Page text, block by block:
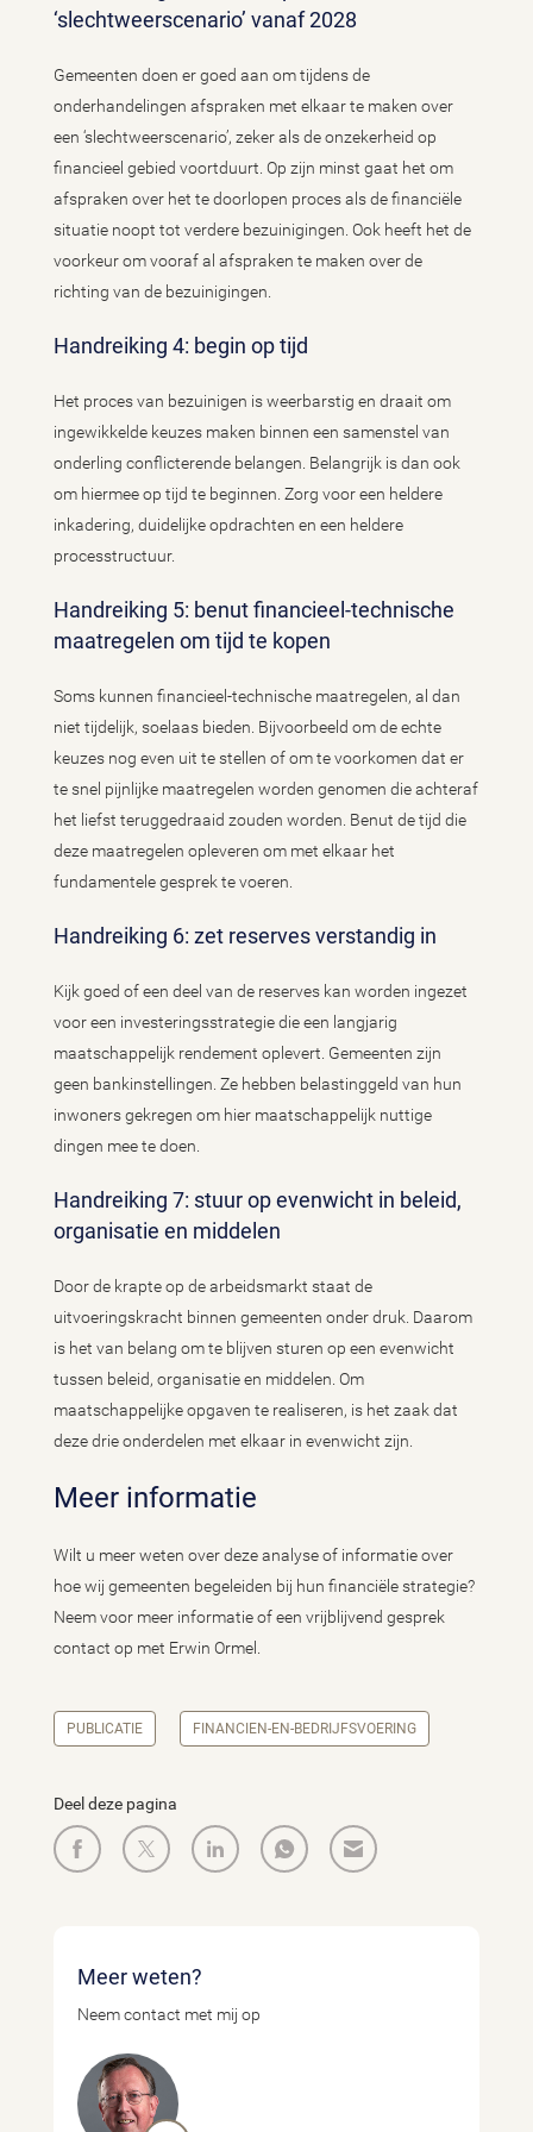
‘slechtweerscenario’ vanaf 2028
Gemeenten doen er goed aan om tijdens de
onderhandelingen afspraken met elkaar te maken over
een ‘slechtweerscenario’, zeker als de onzekerheid op
financieel gebied voortduurt. Op zijn minst gaat het om
afspraken over het te doorlopen proces als de financiële
situatie noopt tot verdere bezuinigingen. Ook heeft het de
voorkeur om vooraf al afspraken te maken over de
richting van de bezuinigingen.
Handreiking 4: begin op tijd
Het proces van bezuinigen is weerbarstig en draait om
ingewikkelde keuzes maken binnen een samenstel van
onderling conflicterende belangen. Belangrijk is dan ook
om hiermee op tijd te beginnen. Zorg voor een heldere
inkadering, duidelijke opdrachten en een heldere
processtructuur.
Handreiking 5: benut financieel-technische
maatregelen om tijd te kopen
Soms kunnen financieel-technische maatregelen, al dan
niet tijdelijk, soelaas bieden. Bijvoorbeeld om de echte
keuzes nog even uit te stellen of om te voorkomen dat er
te snel pijnlijke maatregelen worden genomen die achteraf
het liefst teruggedraaid zouden worden. Benut de tijd die
deze maatregelen opleveren om met elkaar het
fundamentele gesprek te voeren.
Handreiking 6: zet reserves verstandig in
Kijk goed of een deel van de reserves kan worden ingezet
voor een investeringsstrategie die een langjarig
maatschappelijk rendement oplevert. Gemeenten zijn
geen bankinstellingen. Ze hebben belastinggeld van hun
inwoners gekregen om hier maatschappelijk nuttige
dingen mee te doen.
Handreiking 7: stuur op evenwicht in beleid,
organisatie en middelen
Door de krapte op de arbeidsmarkt staat de
uitvoeringskracht binnen gemeenten onder druk. Daarom
is het van belang om te blijven sturen op een evenwicht
tussen beleid, organisatie en middelen. Om
maatschappelijke opgaven te realiseren, is het zaak dat
deze drie onderdelen met elkaar in evenwicht zijn.
Meer informatie
Wilt u meer weten over deze analyse of informatie over
hoe wij gemeenten begeleiden bij hun financiële strategie?
Neem voor meer informatie of een vrijblijvend gesprek
contact op met Erwin Ormel.
PUBLICATIE FINANCIEN-EN-BEDRIJFSVOERING
Deel deze pagina
Meer weten?
Neem contact met mij op